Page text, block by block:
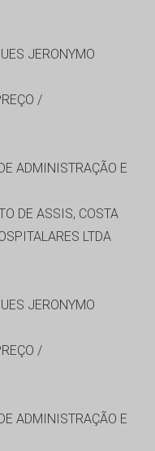
JERONYMO
/
ADMINISTRAÇÃO E
DE ASSIS, COSTA
LTDA
JERONYMO
/
ADMINISTRAÇÃO E